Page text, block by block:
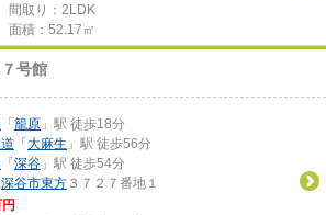
間取り：2LDK
面積：52.17㎡
号館
「 籠原 」駅 徒歩18分
「 大麻生 」駅 徒歩56分
「 深谷 」駅 徒歩54分
深谷市東方 ３７２７番地１